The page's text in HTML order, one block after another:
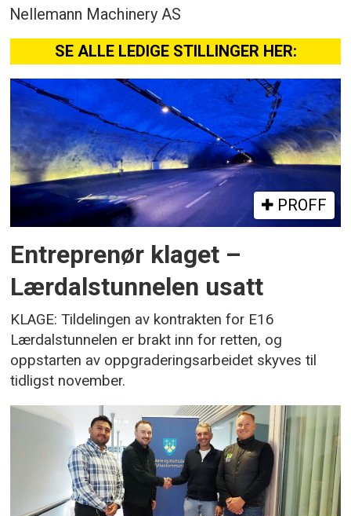
Nellemann Machinery AS
SE ALLE LEDIGE STILLINGER HER:
PROFF
Entreprenør klaget –
Lærdalstunnelen usatt
KLAGE: Tildelingen av kontrakten for E16
Lærdalstunnelen er brakt inn for retten, og
oppstarten av oppgraderingsarbeidet skyves til
tidligst november.